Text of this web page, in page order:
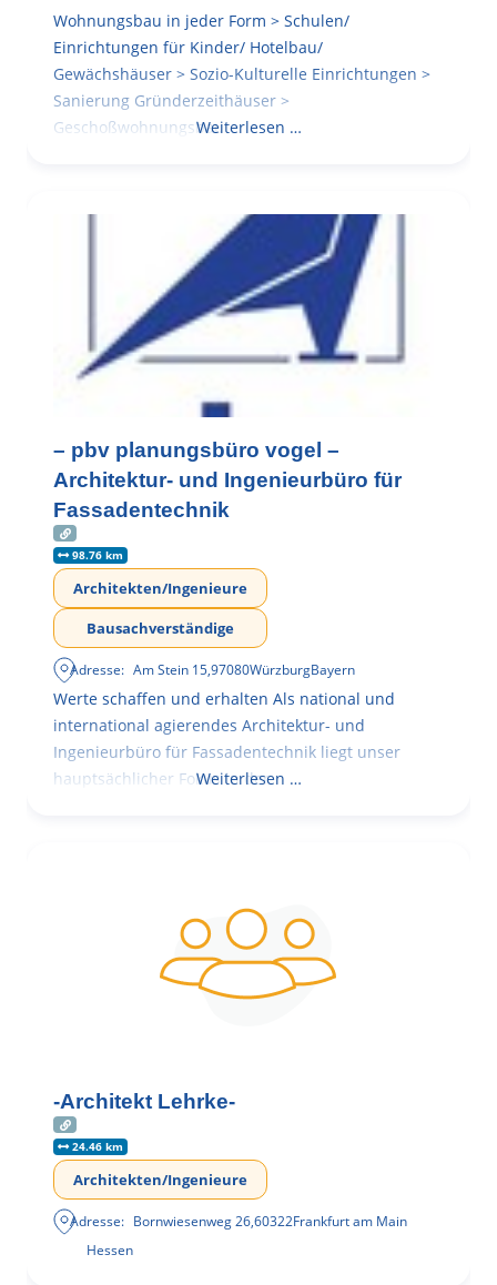
Wohnungsbau in jeder Form > Schulen/
Einrichtungen für Kinder/ Hotelbau/
Gewächshäuser > Sozio-Kulturelle Einrichtungen >
Sanierung Gründerzeithäuser >
GeschoßwohnungsbauWeiterlesen …
– pbv planungsbüro vogel –
Architektur- und Ingenieurbüro für
Fassadentechnik
98.76 km
Architekten/Ingenieure
Bausachverständige
Adresse: Am Stein 15,97080WürzburgBayern
Werte schaffen und erhalten Als national und
international agierendes Architektur- und
Ingenieurbüro für Fassadentechnik liegt unser
hauptsächlicher Fokus in der
Weiterlesen …
-Architekt Lehrke-
24.46 km
Architekten/Ingenieure
Adresse: Bornwiesenweg 26,60322Frankfurt am Main
Hessen